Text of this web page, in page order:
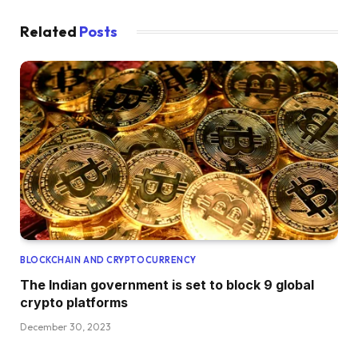
Related Posts
BLOCKCHAIN AND CRYPTOCURRENCY
The Indian government is set to block 9 global
crypto platforms
December 30, 2023